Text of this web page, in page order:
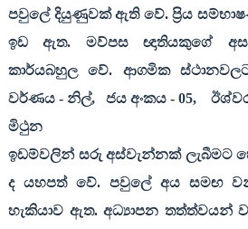
පවුලේ දියුණුවක් ඇති වේ. ප්‍රිය
ඉඩ ඇත. මව්පස ඥාතියකුගේ
කාර්යබහුල වේ. ආගමික
වර්ණය - නිල්, ජය අංකය - 05,
මිථුන
ඉඩම්වලින් සරු අස්වැන්නක් ලැබීමට
ද යහපත් වේ. පවුලේ අය සමඟ
හැකියාව ඇත. අධ්‍යාපන තත්ත්වයන්